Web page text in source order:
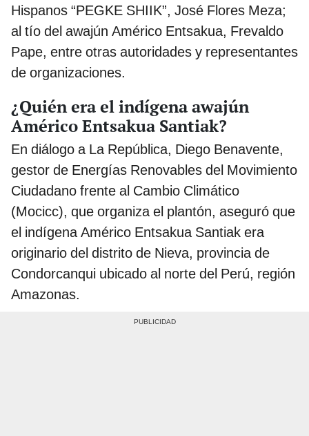
Hispanos “PEGKE SHIIK”, José Flores Meza;
al tío del awajún Américo Entsakua, Frevaldo
Pape, entre otras autoridades y representantes
de organizaciones.
¿Quién era el indígena awajún
Américo Entsakua Santiak?
En diálogo a La República, Diego Benavente,
gestor de Energías Renovables del Movimiento
Ciudadano frente al Cambio Climático
(Mocicc), que organiza el plantón, aseguró que
el indígena Américo Entsakua Santiak era
originario del distrito de Nieva, provincia de
Condorcanqui ubicado al norte del Perú, región
Amazonas.